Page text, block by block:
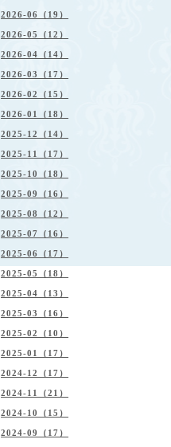
2026-06（19）
2026-05（12）
2026-04（14）
2026-03（17）
2026-02（15）
2026-01（18）
2025-12（14）
2025-11（17）
2025-10（18）
2025-09（16）
2025-08（12）
2025-07（16）
2025-06（17）
2025-05（18）
2025-04（13）
2025-03（16）
2025-02（10）
2025-01（17）
2024-12（17）
2024-11（21）
2024-10（15）
2024-09（17）